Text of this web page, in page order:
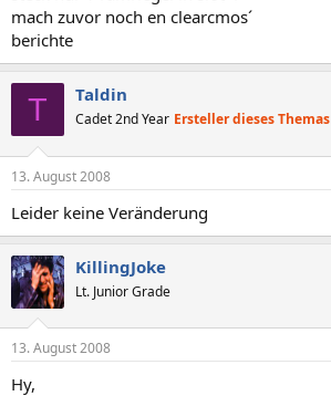
mach zuvor noch en clearcmos´
berichte
T Taldin
Cadet 2nd Year Ersteller dieses Themas
13. August 2008
Leider keine Veränderung
KillingJoke
Lt. Junior Grade
13. August 2008
Hy,